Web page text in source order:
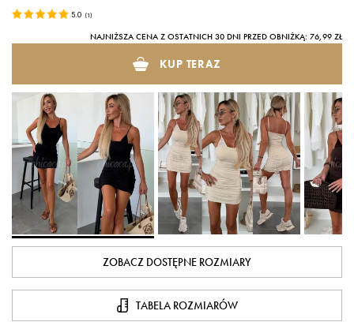
5.0 (1)
NAJNIŻSZA CENA Z OSTATNICH 30 DNI PRZED OBNIŻKĄ: 76,99 ZŁ
KUP TERAZ
ZOBACZ DOSTĘPNE ROZMIARY
TABELA ROZMIARÓW